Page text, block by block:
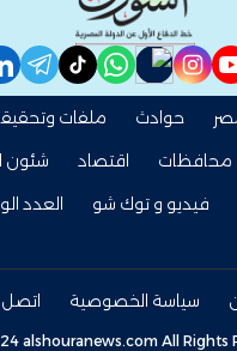
youtube
instagram
nabd
whatsapp
tiktok
حوادث
ملفات
محافظات اقتصاد
شئون
فيديو و توك شو
العدد
سياسة الخصوصية اتصل
alshouranews.com All Rights